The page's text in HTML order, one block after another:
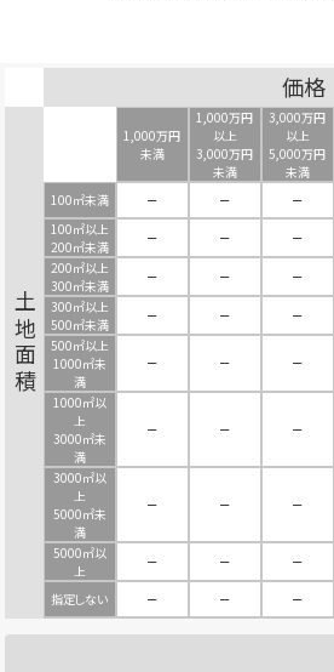
価格
土地面積
1,000万円
未満
1,000万円
以上
3,000万円
未満
3,000万円
以上
5,000万円
未満
100㎡未満 － － －
100㎡以上
200㎡未満
－ － －
200㎡以上
300㎡未満
－ － －
300㎡以上
500㎡未満
－ － －
500㎡以上
1000㎡未
満
－ － －
1000㎡以
上
3000㎡未
満
－ － －
3000㎡以
上
5000㎡未
満
－ － －
5000㎡以
上
－ － －
指定しない － － －